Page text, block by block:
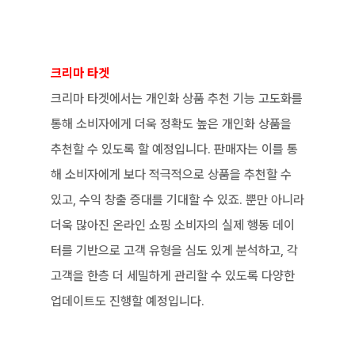
크리마 타겟
크리마 타겟에서는 개인화 상품 추천 기능 고도화를
통해 소비자에게 더욱 정확도 높은 개인화 상품을
추천할 수 있도록 할 예정입니다. 판매자는 이를 통
해 소비자에게 보다 적극적으로 상품을 추천할 수
있고, 수익 창출 증대를 기대할 수 있죠. 뿐만 아니라
더욱 많아진 온라인 쇼핑 소비자의 실제 행동 데이
터를 기반으로 고객 유형을 심도 있게 분석하고, 각
고객을 한층 더 세밀하게 관리할 수 있도록 다양한
업데이트도 진행할 예정입니다.